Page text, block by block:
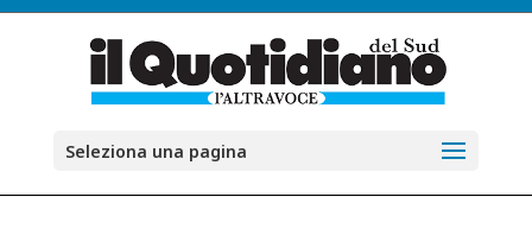
Seleziona una pagina